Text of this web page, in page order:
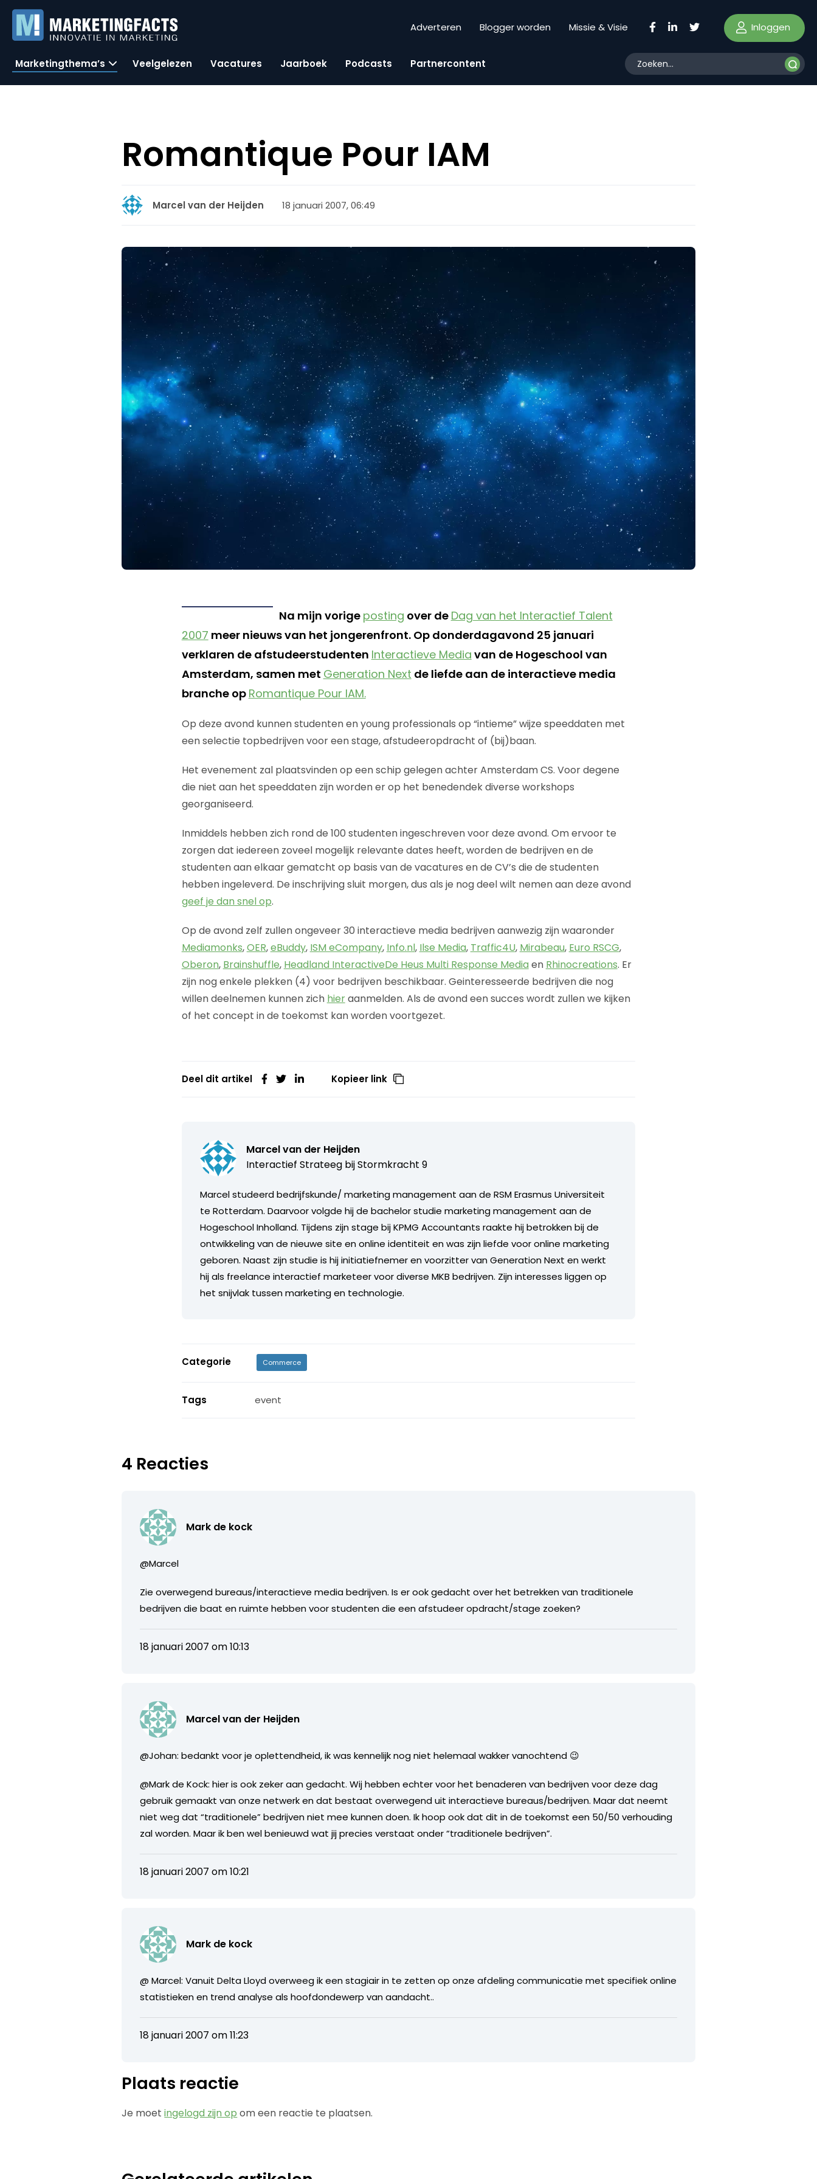
Adverteren Blogger worden Missie & Visie Inloggen
Marketingthema’s Veelgelezen Vacatures Jaarboek Podcasts Partnercontent
Romantique Pour IAM
Marcel van der Heijden 18 januari 2007, 06:49
Na mijn vorige posting over de Dag van het Interactief Talent
2007 meer nieuws van het jongerenfront. Op donderdagavond 25 januari
verklaren de afstudeerstudenten Interactieve Media van de Hogeschool van
Amsterdam, samen met Generation Next de liefde aan de interactieve media
branche op Romantique Pour IAM.
Op deze avond kunnen studenten en young professionals op “intieme” wijze speeddaten met
een selectie topbedrijven voor een stage, afstudeeropdracht of (bij)baan.
Het evenement zal plaatsvinden op een schip gelegen achter Amsterdam CS. Voor degene
die niet aan het speeddaten zijn worden er op het benedendek diverse workshops
georganiseerd.
Inmiddels hebben zich rond de 100 studenten ingeschreven voor deze avond. Om ervoor te
zorgen dat iedereen zoveel mogelijk relevante dates heeft, worden de bedrijven en de
studenten aan elkaar gematcht op basis van de vacatures en de CV’s die de studenten
hebben ingeleverd. De inschrijving sluit morgen, dus als je nog deel wilt nemen aan deze avond
geef je dan snel op.
Op de avond zelf zullen ongeveer 30 interactieve media bedrijven aanwezig zijn waaronder
Mediamonks,OER,eBuddy, ISM eCompany, Info.nl, Ilse Media, Traffic4U, Mirabeau, Euro RSCG,
Oberon, Brainshuffle, Headland InteractiveDe Heus Multi Response Media en Rhinocreations. Er
zijn nog enkele plekken (4) voor bedrijven beschikbaar. Geinteresseerde bedrijven die nog
willen deelnemen kunnen zich hieraanmelden. Als de avond een succes wordt zullen we kijken
of het concept in de toekomst kan worden voortgezet.
Deel dit artikel Kopieer link
Marcel van der Heijden
Interactief Strateeg bijStormkracht 9
Marcel studeerd bedrijfskunde/ marketing management aan de RSM Erasmus Universiteit
te Rotterdam. Daarvoor volgde hij de bachelor studie marketing management aan de
Hogeschool Inholland. Tijdens zijn stage bij KPMG Accountants raakte hij betrokken bij de
ontwikkeling van de nieuwe site en online identiteit en was zijn liefde voor online marketing
geboren. Naast zijn studie is hij initiatiefnemer en voorzitter van Generation Next en werkt
hij als freelance interactief marketeer voor diverse MKB bedrijven. Zijn interesses liggen op
het snijvlak tussen marketing en technologie.
Categorie Commerce
Tags event
4 Reacties
Mark de kock
@Marcel
Zie overwegend bureaus/interactieve media bedrijven. Is er ook gedacht over het betrekken van traditionele
bedrijven die baat en ruimte hebben voor studenten die een afstudeer opdracht/stage zoeken?
18 januari 2007 om 10:13
Marcel van der Heijden
@Johan: bedankt voor je oplettendheid, ik was kennelijk nog niet helemaal wakker vanochtend 😉
@Mark de Kock: hier is ook zeker aan gedacht. Wij hebben echter voor het benaderen van bedrijven voor deze dag
gebruik gemaakt van onze netwerk en dat bestaat overwegend uit interactieve bureaus/bedrijven. Maar dat neemt
niet weg dat “traditionele” bedrijven niet mee kunnen doen. Ik hoop ook dat dit in de toekomst een 50/50 verhouding
zal worden. Maar ik ben wel benieuwd wat jij precies verstaat onder “traditionele bedrijven”.
18 januari 2007 om 10:21
Mark de kock
@ Marcel: Vanuit Delta Lloyd overweeg ik een stagiair in te zetten op onze afdeling communicatie met specifiek online
statistieken en trend analyse als hoofdondewerp van aandacht..
18 januari 2007 om 11:23
Plaats reactie
Je moetingelogd zijn op om een reactie te plaatsen.